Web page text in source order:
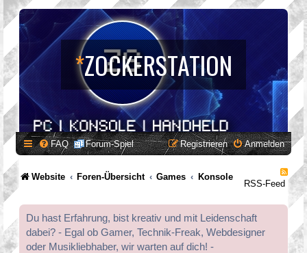
*ZOCKERSTATION
FAQ Forum-Spiel Anmelden
Registrieren
Website Foren-Übersicht Games Konsole
RSS-Feed
Du hast Erfahrung, bist kreativ und mit Leidenschaft
dabei? - Egal ob Gamer, Technik-Freak, Webdesigner
oder Musikliebhaber, wir warten auf dich! -